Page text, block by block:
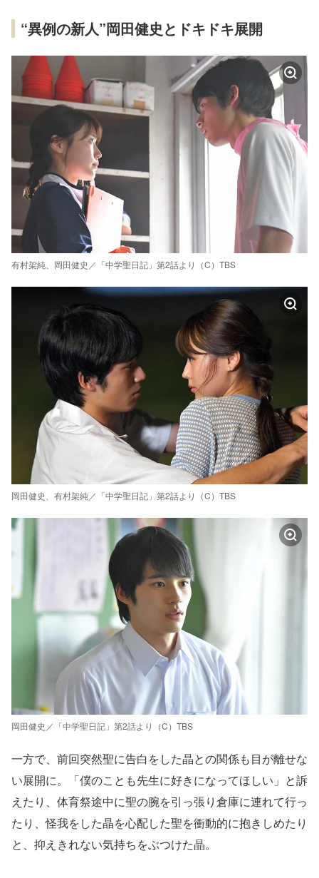
“異例の新人”岡田健史とドキドキ展開
有村架純、岡田健史／「中学聖日記」第2話より（C）TBS
岡田健史、有村架純／「中学聖日記」第2話より（C）TBS
岡田健史／「中学聖日記」第2話より（C）TBS
一方で、前回突然聖に告白をした晶との関係も目が離せな
い展開に。「僕のことも先生に好きになってほしい」と訴
えたり、体育祭途中に聖の腕を引っ張り倉庫に連れて行っ
たり、怪我をした晶を心配した聖を衝動的に抱きしめたり
と、抑えきれない気持ちをぶつけた晶。